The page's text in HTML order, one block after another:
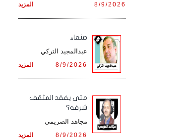
المزيد 8/9/2026
صنعاء
عبدالمجيد التركي
المزيد 8/9/2026
متى يفقد المثقف
شرفه؟
مجاهد الصريمي
المزيد 8/9/2026